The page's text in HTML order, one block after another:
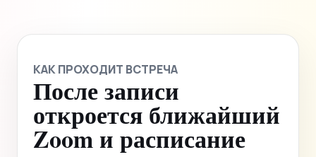
КАК ПРОХОДИТ ВСТРЕЧА
После записи
откроется ближайший
Zoom и расписание